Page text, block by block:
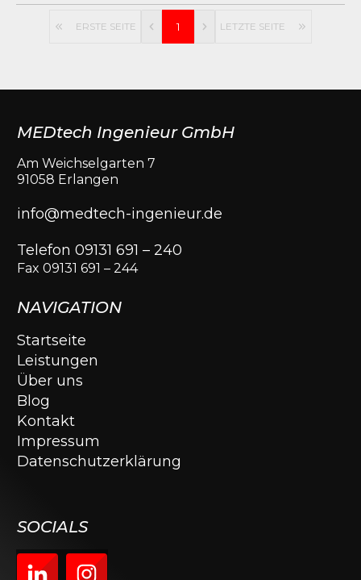
ERSTE SEITE 1 LETZTE SEITE
MEDtech Ingenieur GmbH
Am Weichselgarten 7
91058 Erlangen
info@medtech-ingenieur.de
Telefon 09131 691 – 240
Fax 09131 691 – 244
NAVIGATION
Startseite
Leistungen
Über uns
Blog
Kontakt
Impressum
Datenschutzerklärung
SOCIALS